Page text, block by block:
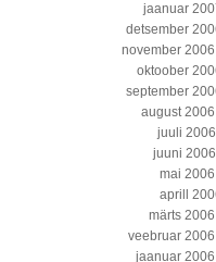
jaanuar
detsember
november 2006
oktoober
september
august 2006
juuli 2006
juuni 2006
mai 2006
aprill
märts 2006
veebruar 2006
jaanuar 2006